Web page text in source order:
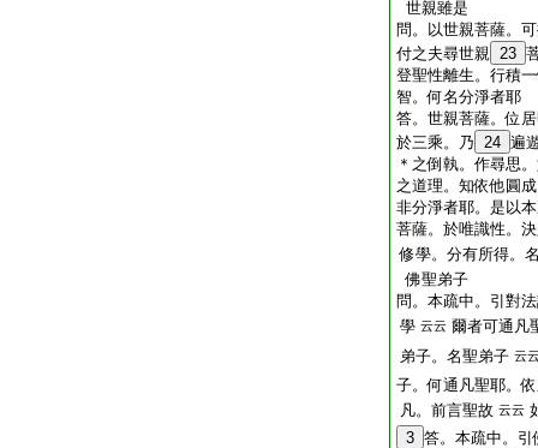
世親雖是
問。以世親菩薩。
付之夫尋世親 23
登聖性離生。行積
智。何名分淨者耶
答。世親菩薩。位
於三乘。乃 24 遍
＊之倒執。作尋思
之道理。知依他圓
非分淨者耶。是以
菩薩。於唯識性。
修學。分有所得。
佛聖弟子
問。本疏中。引對
學 云云 爾者可通凡
弟子。名聖弟子 云
子。何通凡聖耶。
凡。前言聖故 云云
3 答。本疏中。